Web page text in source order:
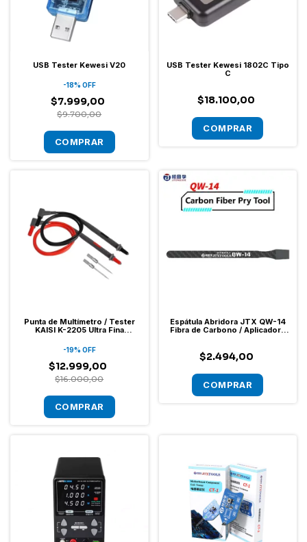
USB Tester Kewesi V20
-18% OFF
$7.999,00
$9.700,00
USB Tester Kewesi 1802C Tipo
C
$18.100,00
Punta de Multímetro / Tester
KAISI K-2205 Ultra Fina
-19% OFF
$12.999,00
$16.000,00
Espátula Abridora JTX QW-14
Fibra de Carbono / Aplicadora
$2.494,00